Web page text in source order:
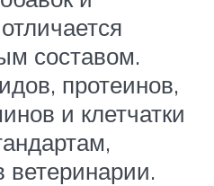
составом.
протеинов,
и клетчатки